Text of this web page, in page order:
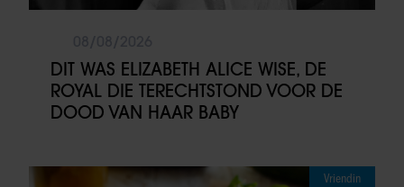
DIT WAS ELIZABETH ALICE WISE, DE
ROYAL DIE TERECHTSTOND VOOR DE
DOOD VAN HAAR BABY
Vriendin